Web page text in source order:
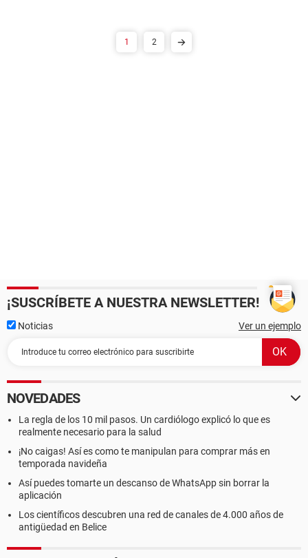
1 2
¡SUSCRÍBETE A NUESTRA NEWSLETTER!
Noticias Ver un ejemplo
NOVEDADES
La regla de los 10 mil pasos. Un cardiólogo explicó lo que es
realmente necesario para la salud
¡No caigas! Así es como te manipulan para comprar más en
temporada navideña
Así puedes tomarte un descanso de WhatsApp sin borrar la
aplicación
Los científicos descubren una red de canales de 4.000 años de
antigüedad en Belice